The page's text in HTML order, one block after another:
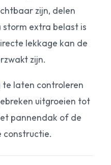
zijn, delen
extra belast is
lekkage kan de
zijn.
te laten controleren
uitgroeien tot
pannendak of de
constructie.